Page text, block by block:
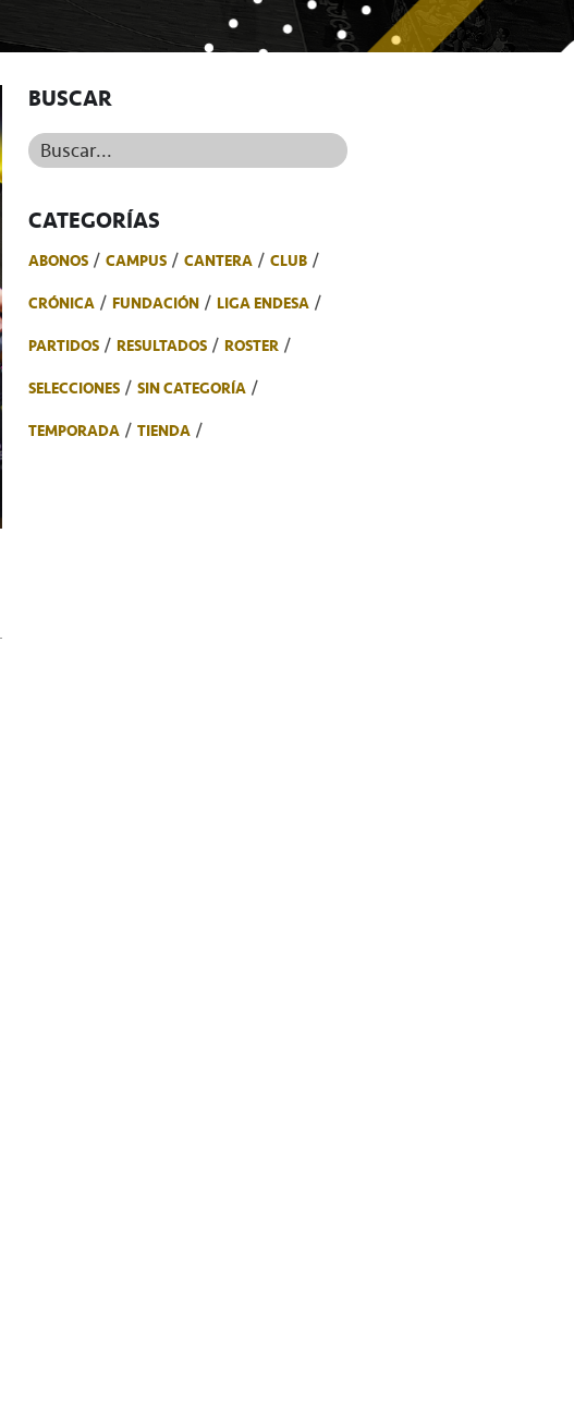
BUSCAR
Buscar...
CATEGORÍAS
ABONOS CAMPUS CANTERA
CLUB
CRÓNICA
FUNDACIÓN
LIGA ENDESA
PARTIDOS
RESULTADOS
ROSTER
SELECCIONES
SIN CATEGORÍA
TEMPORADA
TIENDA